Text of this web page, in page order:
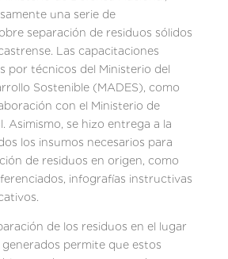
una serie de
separación de residuos sólidos
Las capacitaciones
por técnicos del Ministerio del
Sostenible (MADES), como
con el Ministerio de
Asimismo, se hizo entrega a la
los insumos necesarios para
de residuos en origen, como
infografías instructivas
de los residuos en el lugar
permite que estos